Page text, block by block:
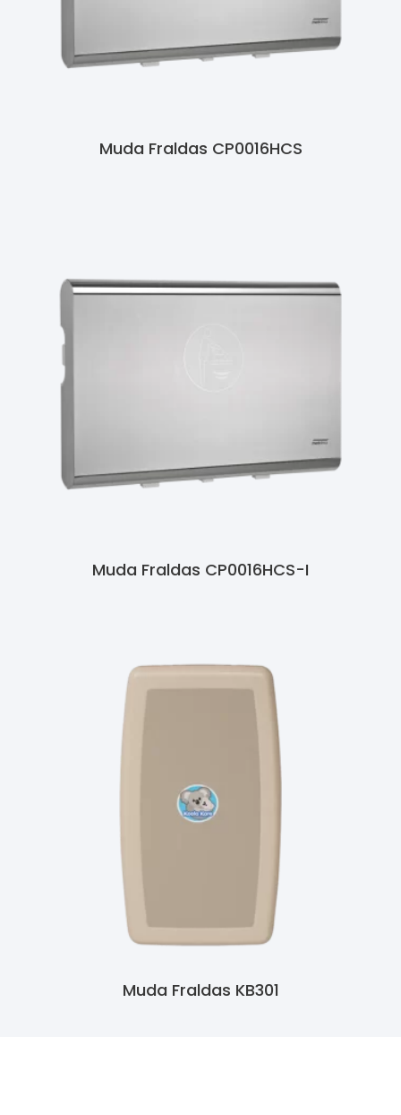
Muda Fraldas CP0016HCS
Muda Fraldas CP0016HCS-I
Muda Fraldas KB301